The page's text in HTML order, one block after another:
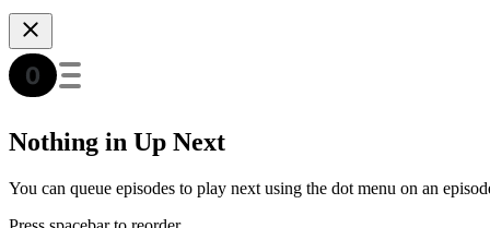
Nothing in Up Next
You can queue episodes to play next using the dot menu on an